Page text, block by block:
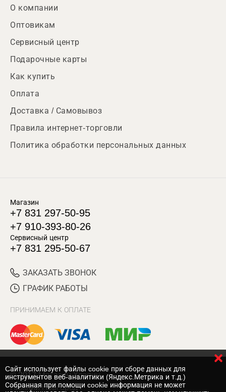
О компании
Оптовикам
Сервисный центр
Подарочные карты
Как купить
Оплата
Доставка / Самовывоз
Правила интернет-торговли
Политика обработки персональных данных
Магазин
+7 831 297-50-95
+7 910-393-80-26
Сервисный центр
+7 831 295-50-67
ЗАКАЗАТЬ ЗВОНОК
ГРАФИК РАБОТЫ
ПРИНИМАЕМ К ОПЛАТЕ
© 2017 Магазин Хозяин
Нижний Новгород
Cайт использует файлы cookie при сборе данных для
инструментов веб-аналитики (Яндекс.Метрика и т.д.)
Собранная при помощи cookie информация не может